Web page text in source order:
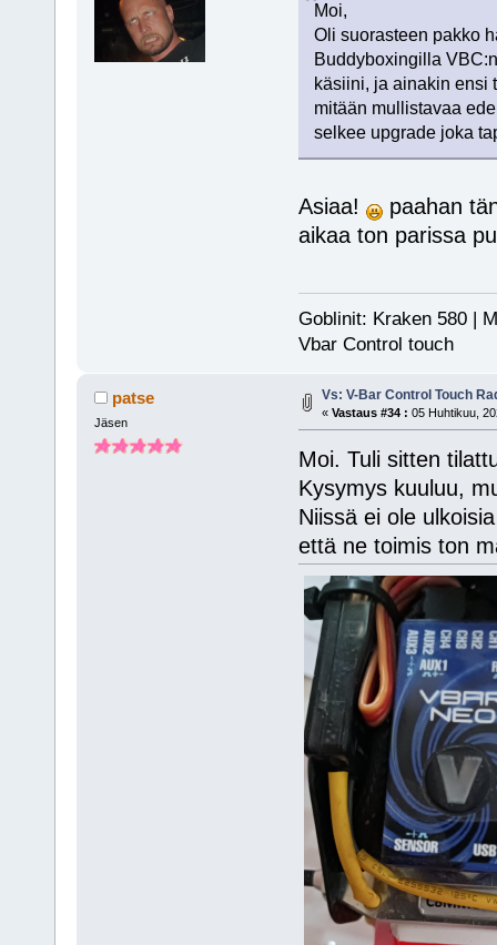
Moi,
Oli suorasteen pakko
Buddyboxingilla
käsiini, ja ainakin ensi
mitään mullistavaa
selkee upgrade joka
Asiaa!
paahan
aikaa ton parissa
Goblinit: Kraken 580 |
Vbar Control touch
patse
Jäsen
Vs: V-Bar Control Touch
« Vastaus #34 : 05 Huhtikuu,
Moi. Tuli sitten
Kysymys kuuluu,
Niissä ei ole
että ne toimis ton